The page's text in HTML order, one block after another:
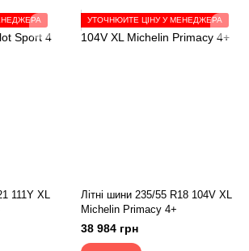
111Y XL
УТОЧНЮЙТЕ ЦІНУ У МЕНЕДЖЕРА
Літні шини 235/55 R18 104V XL
Michelin Primacy 4+
38 984 грн